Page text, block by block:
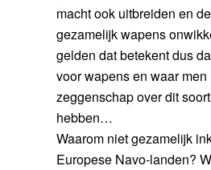
macht ook uitbreiden en
gezamelijk wapens
gelden dat betekent dus
voor wapens en waar
zeggenschap over dit
hebben…
Waarom niet gezamelijk
Europese Navo-landen?